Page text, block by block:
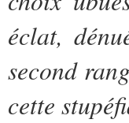
éclat,
second
cette